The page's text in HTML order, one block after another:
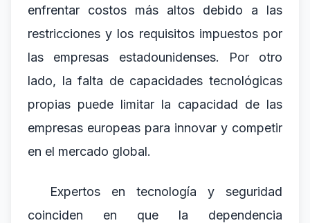
enfrentar costos más altos debido a las
restricciones y los requisitos impuestos por
las empresas estadounidenses. Por otro
lado, la falta de capacidades tecnológicas
propias puede limitar la capacidad de las
empresas europeas para innovar y competir
en el mercado global.
Expertos en tecnología y seguridad
coinciden en que la dependencia